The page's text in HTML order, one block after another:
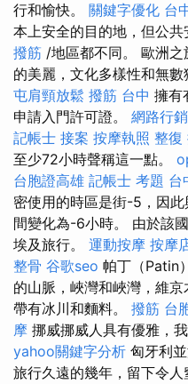
行和愉快。 關鍵字優化 台
本上安全的目的地，但公
撥筋 /地區都不同。 歐洲
的美麗，文化多樣性和無
屯肩頸放鬆 撥筋 台中 擁有
申請入門許可證。 網路行
記帳士 接案 按摩執照 整復
至少72小時聲稱這一點。
台胞證高雄 記帳士 考題 台
密使用的時區是街-5，因
間變化為-6小時。 由於該
埃及旅行。 運動按摩 按摩
整骨 谷歌seo 帕丁（Patin
的山脈，峽灣和峽灣，維
帶有冰川和麵料。 撥筋 台
摩 挪威挪威人具有優雅，
yahoo關鍵字分析 匈牙利
旅行久遠的幾年，留下令人